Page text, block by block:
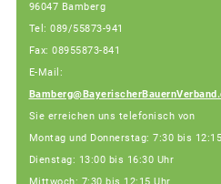
96047 Bamberg
Tel: 089/55873-941
Fax: 08955873-841
E-Mail:
Sie erreichen uns telefonisch von
Montag und Donnerstag: 7:30 bis
Dienstag: 13:00 bis 16:30 Uhr